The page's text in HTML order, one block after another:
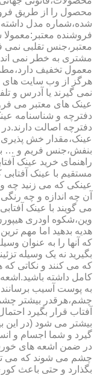
محصول را از طریق
شده،شماره مدل داشته
فروشنده معتبر:معمولا
معتبر،جنس تقلبی نمی
مشتری به خطر نمی
معمول تخفیف
هرگز از وب سایت های
نمی گیرند یا آدرس و
عینک های معتبر می
دفترچه و شناسنامه
دفترچه اصالت
عینک،مقدار خش پذیری
بنفش،جنس فریم و …
راهنمای خرید عینک
مستقیم با عینک
عینکی که می زنید چه
آن چه اندازه و چه
می گویند با عینک
وین،شکوه اودری
هدیه بدهید اما مهم
که آنها را به عنوان
بگیرید نه یک وسیله
که می کنند و نکاتی که
کامل داشته
به پوست آسیب
چشم،هرقدر بیشتر
آفتاب قرار بگیرد
بیشتر می شود (در این
گیرد و شما اجسام و
در ضمن اشعه های
چشم می شوند که می
بگذارد و حتی باعث